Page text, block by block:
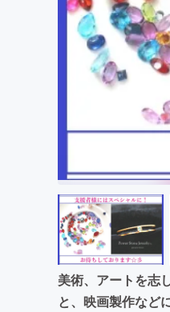
美術、アートを志
と、映画製作など